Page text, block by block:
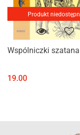
Produkt
Wspólniczki szatana
19.00